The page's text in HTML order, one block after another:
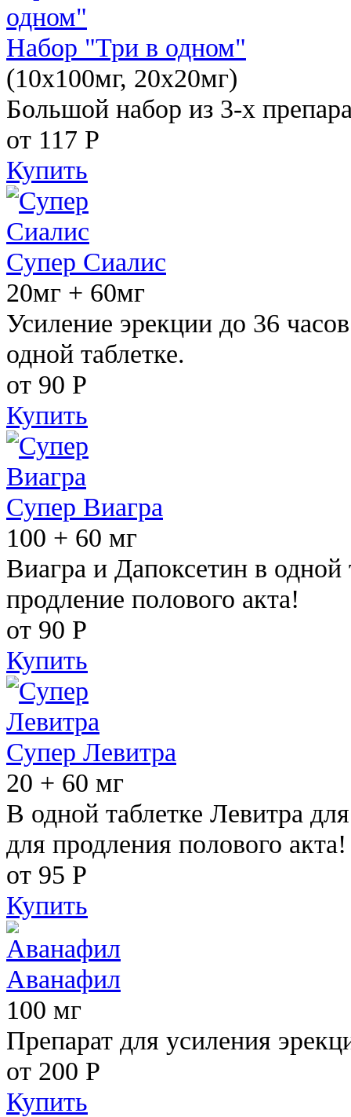
Набор "Три в одном"
(10x100мг, 20x20мг)
Большой набор из 3-х
от 117 Р
Купить
Супер Сиалис
20мг + 60мг
Усиление эрекции до 36
одной таблетке.
от 90 Р
Купить
Супер Виагра
100 + 60 мг
Виагра и Дапоксетин в одной
продление полового акта!
от 90 Р
Купить
Супер Левитра
20 + 60 мг
В одной таблетке Левитра
для продления полового акта!
от 95 Р
Купить
Аванафил
100 мг
Препарат для усиления
от 200 Р
Купить